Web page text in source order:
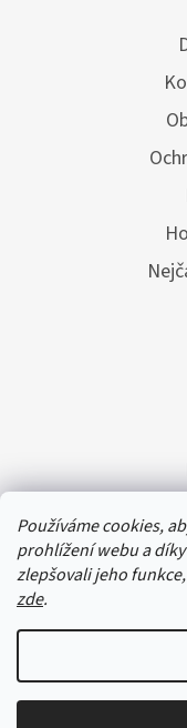
Používáme cookies,
prohlížení webu a
zlepšovali jeho
zde.
čtvrtka 30. 7. 2026
dne, všem